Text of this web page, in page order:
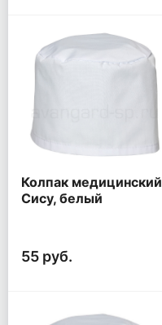
Колпак медицинский
Сису, белый
55 руб.